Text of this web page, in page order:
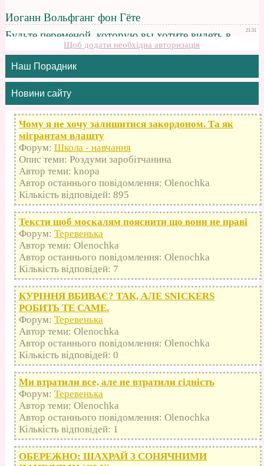
Щоб додати необхідна авторизація
Наш Порадник
Новини сайту
Чому я не хочу залишитися закордоном. Та як
мігрантам влашту
Форум: Школа - навчання
Опис теми: Роздуми заробітчанина
Автор теми: knopa
Автор останнього повідомлення: Olenochka
Кількість відповідей: 895
Тексти щоб москалям пояснити що вони не праві
Форум: Теревенька
Автор теми: Olenochka
Автор останнього повідомлення: Olenochka
Кількість відповідей: 7
КУРІННЯ ВБИВАЄ? ТАК, АЛЕ SNICKERS
РОБИТЬ ТЕ САМЕ.
Форум: Теревенька
Автор теми: Olenochka
Автор останнього повідомлення: Olenochka
Кількість відповідей: 0
Ми втратили все, але не втратили гідність
Форум: Теревенька
Автор теми: Olenochka
Автор останнього повідомлення: Olenochka
Кількість відповідей: 1
ОБЕРЕЖНО: ШАХРАЙ З СОНЯЧНИМИ